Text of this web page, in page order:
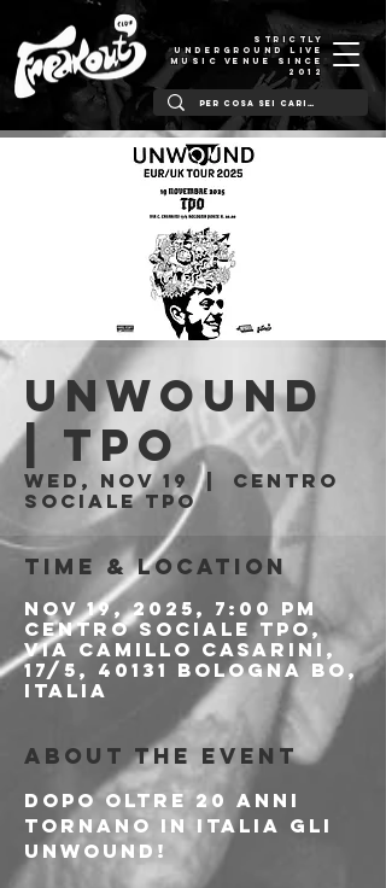
STRICTLY
UNDERGROUND LIVE
MUSIC VENUE SINCE
2012
UNWOUND
| TPO
Wed, Nov 19
  |
Centro
Sociale TPO
Time & Location
Nov 19, 2025, 7:00 PM
Centro Sociale TPO,
Via Camillo Casarini,
17/5, 40131 Bologna BO,
Italia
About the event
Dopo oltre 20 anni
tornano in Italia gli
UNWOUND!